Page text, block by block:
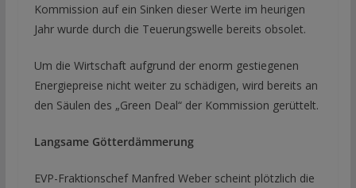
Kommission auf ein Sinken dieser Werte im heurigen
Jahr wurde durch die Teuerungswelle bereits obsolet.
Um die Wirtschaft aufgrund der enorm gestiegenen
Energiepreise nicht weiter zu schädigen, wird bereits an
den Säulen des „Green Deal“ der Kommission gerüttelt.
Langsame Götterdämmerung
EVP-Fraktionschef Manfred Weber scheint plötzlich die